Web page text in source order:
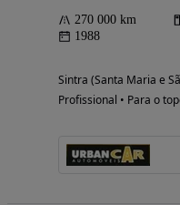
270 000 km
1988
Sintra (Santa Maria e
Profissional • Para o